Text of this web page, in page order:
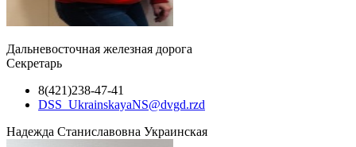
Дальневосточная железная дорога
Секретарь
8(421)238-47-41
DSS_UkrainskayaNS@dvgd.rzd
Надежда Станиславовна Украинская